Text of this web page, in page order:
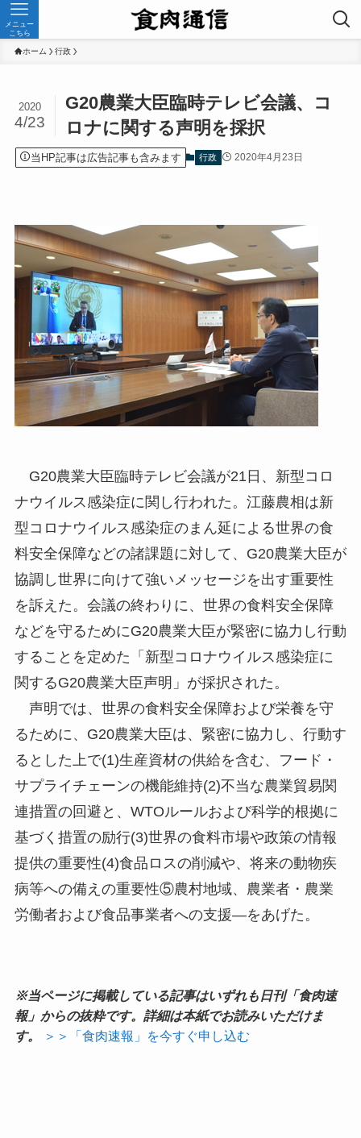
メニュー
こちら
ホーム 行政
G20農業大臣臨時テレビ会議、コ
ロナに関する声明を採択
2020
4/23
当HP記事は広告記事も含みます 行政 2020年4月23日
G20農業大臣臨時テレビ会議が21日、新型コロ
ナウイルス感染症に関し行われた。江藤農相は新
型コロナウイルス感染症のまん延による世界の食
料安全保障などの諸課題に対して、G20農業大臣が
協調し世界に向けて強いメッセージを出す重要性
を訴えた。会議の終わりに、世界の食料安全保障
などを守るためにG20農業大臣が緊密に協力し行動
することを定めた「新型コロナウイルス感染症に
関するG20農業大臣声明」が採択された。
声明では、世界の食料安全保障および栄養を守
るために、G20農業大臣は、緊密に協力し、行動す
るとした上で(1)生産資材の供給を含む、フード・
サプライチェーンの機能維持(2)不当な農業貿易関
連措置の回避と、WTOルールおよび科学的根拠に
基づく措置の励行(3)世界の食料市場や政策の情報
提供の重要性(4)食品ロスの削減や、将来の動物疾
病等への備えの重要性⑤農村地域、農業者・農業
労働者および食品事業者への支援—をあげた。
※当ページに掲載している記事はいずれも日刊「食肉速
報」からの抜粋です。詳細は本紙でお読みいただけま
す。
＞＞「食肉速報」を今すぐ申し込む